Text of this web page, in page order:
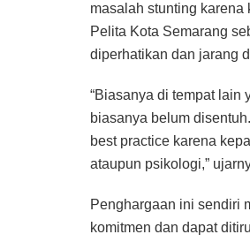
masalah stunting
Pelita Kota Semarang
diperhatikan dan jarang
“Biasanya di tempat lain
biasanya belum
best practice karena
ataupun psikologi,”
Penghargaan ini sendiri
komitmen dan dapat